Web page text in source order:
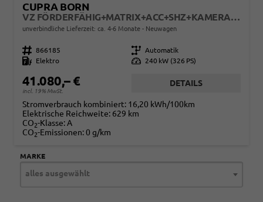
CUPRA BORN
VZ FÖRDERFÄHIG+MATRIX+ACC+SHZ+KAMERA+KESSY+DCC+20" ALU
unverbindliche Lieferzeit: ca. 4-6 Monate Neuwagen
Fahrzeugnr. 866185 Getriebe Automatik
Kraftstoff
Elektro Leistung 240 kW (326 PS)
41.080,– €
incl. 19% MwSt.
DETAILS
Stromverbrauch kombiniert: 16,20 kWh/100km
Elektrische Reichweite: 629 km
CO2-Klasse:A
CO2-Emissionen:0 g/km
MARKE
alles ausgewählt